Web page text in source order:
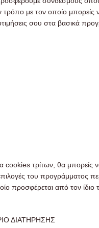
τρόπο με τον οποίο μπορείς
σου στα βασικά
cookies τρίτων, θα μπορείς
του προγράμματος
προσφέρεται από τον ίδιο
ΔΙΑΤΗΡΗΣΗΣ